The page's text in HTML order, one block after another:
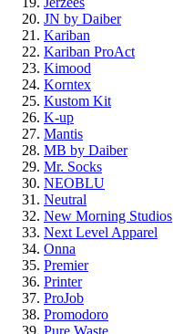
JN by Daiber
Kariban
Kariban ProAct
Kimood
Korntex
Kustom Kit
K-up
Mantis
MB by Daiber
Mr. Socks
NEOBLU
Neutral
New Morning Studios
Next Level Apparel
Onna
Premier
Printer
ProJob
Promodoro
Pure Waste